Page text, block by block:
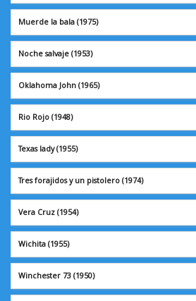
Muerde la bala (1975)
Noche salvaje (1953)
Oklahoma John (1965)
Rio Rojo (1948)
Texas lady(1955)
Tres forajidos y un pistolero (1974)
Vera Cruz (1954)
Wichita (1955)
Winchester 73 (1950)